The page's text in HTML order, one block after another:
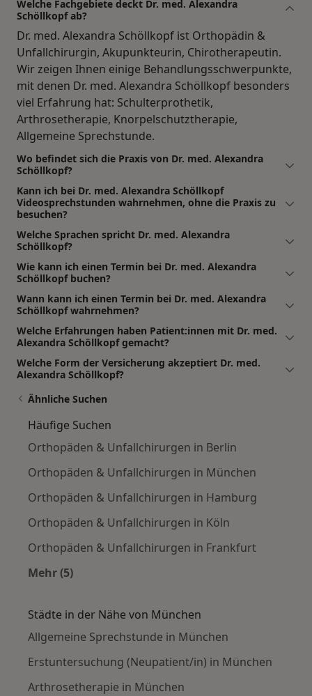
Welche Fachgebiete deckt Dr. med. Alexandra
Schöllkopf ab?
Dr. med. Alexandra Schöllkopf ist Orthopädin &
Unfallchirurgin, Akupunkteurin, Chirotherapeutin.
Wir zeigen Ihnen einige Behandlungsschwerpunkte,
mit denen Dr. med. Alexandra Schöllkopf besonders
viel Erfahrung hat: Schulterprothetik,
Arthrosetherapie, Knorpelschutztherapie,
Allgemeine Sprechstunde.
Wo befindet sich die Praxis von Dr. med. Alexandra
Schöllkopf?
Kann ich bei Dr. med. Alexandra Schöllkopf
Videosprechstunden wahrnehmen, ohne die Praxis zu
besuchen?
Welche Sprachen spricht Dr. med. Alexandra
Schöllkopf?
Wie kann ich einen Termin bei Dr. med. Alexandra
Schöllkopf buchen?
Wann kann ich einen Termin bei Dr. med. Alexandra
Schöllkopf wahrnehmen?
Welche Erfahrungen haben Patient:innen mit Dr. med.
Alexandra Schöllkopf gemacht?
Welche Form der Versicherung akzeptiert Dr. med.
Alexandra Schöllkopf?
Ähnliche Suchen
Häufige Suchen
Orthopäden & Unfallchirurgen in Berlin
Orthopäden & Unfallchirurgen in München
Orthopäden & Unfallchirurgen in Hamburg
Orthopäden & Unfallchirurgen in Köln
Orthopäden & Unfallchirurgen in Frankfurt
Mehr (5)
Städte in der Nähe von München
Allgemeine Sprechstunde in München
Erstuntersuchung (Neupatient/in) in München
Arthrosetherapie in München